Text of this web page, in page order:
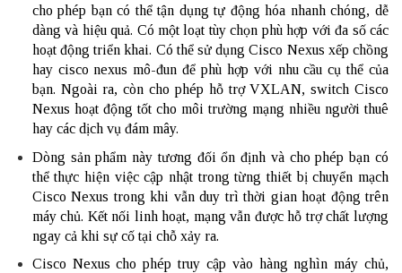
cho phép bạn có thể tận dụng tự động hóa nhanh chóng, dễ
dàng và hiệu quả. Có một loạt tùy chọn phù hợp với đa số các
hoạt động triển khai. Có thể sử dụng Cisco Nexus xếp chồng
hay cisco nexus mô-đun để phù hợp với nhu cầu cụ thể của
bạn. Ngoài ra, còn cho phép hỗ trợ VXLAN, switch Cisco
Nexus hoạt động tốt cho môi trường mạng nhiều người thuê
hay các dịch vụ đám mây.
Dòng sản phẩm này tương đối ổn định và cho phép bạn có
thể thực hiện việc cập nhật trong từng thiết bị chuyển mạch
Cisco Nexus trong khi vẫn duy trì thời gian hoạt động trên
máy chủ. Kết nối linh hoạt, mạng vẫn được hỗ trợ chất lượng
ngay cả khi sự cố tại chỗ xảy ra.
Cisco Nexus cho phép truy cập vào hàng nghìn máy chủ,